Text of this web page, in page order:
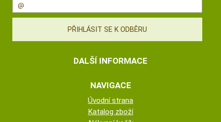
DALŠÍ INFORMACE
NAVIGACE
Úvodní strana
Katalog zboží